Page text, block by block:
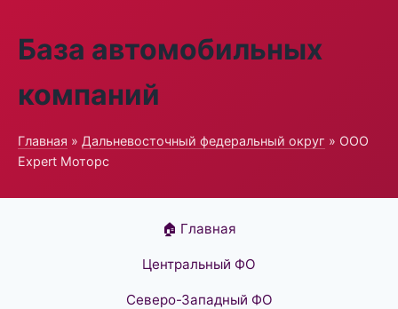
База автомобильных
компаний
Главная » Дальневосточный федеральный округ » ООО
Expert Моторс
🏠 Главная
Центральный ФО
Северо-Западный ФО